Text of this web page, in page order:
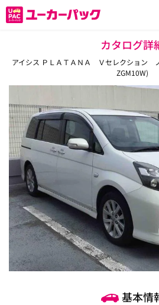
カタログ詳
アイシス ＰＬＡＴＡＮＡ Ｖセレクション
ZGM10W)
基本情